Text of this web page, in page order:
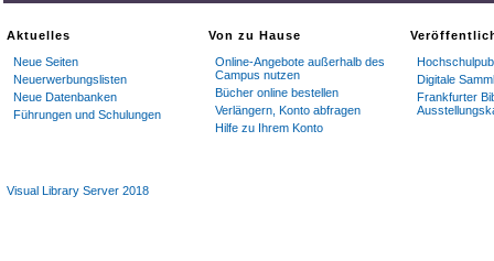
Aktuelles
Neue Seiten
Neuerwerbungslisten
Neue Datenbanken
Führungen und Schulungen
Von zu Hause
Online-Angebote außerhalb des
Campus nutzen
Bücher online bestellen
Verlängern, Konto abfragen
Hilfe zu Ihrem Konto
Digitale
Frankfurter
Visual Library Server 2018